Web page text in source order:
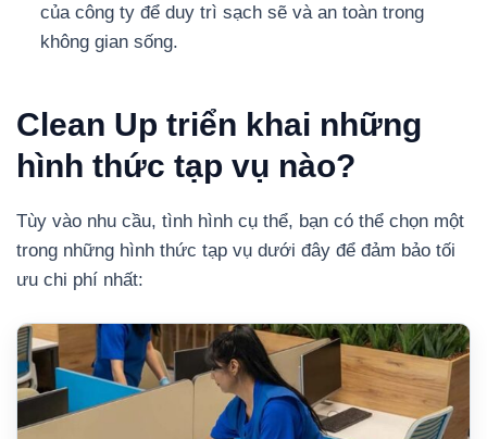
của công ty để duy trì sạch sẽ và an toàn trong
không gian sống.
Clean Up triển khai những
hình thức tạp vụ nào?
Tùy vào nhu cầu, tình hình cụ thể, bạn có thể chọn một
trong những hình thức tạp vụ dưới đây để đảm bảo tối
ưu chi phí nhất: